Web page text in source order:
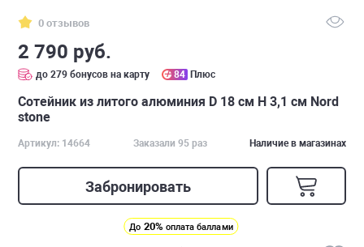
0 отзывов
2 790 руб.
до 279 бонусов на карту 84 Плюс
Сотейник из литого алюминия D 18 см H 3,1 см Nord
stone
Артикул: 14664 Заказали 95 раз Наличие в магазинах
Забронировать
До 20% оплата баллами